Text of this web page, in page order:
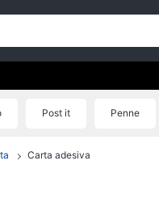
Post it Penne
Carta adesiva